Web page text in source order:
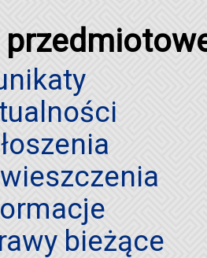
bieżące